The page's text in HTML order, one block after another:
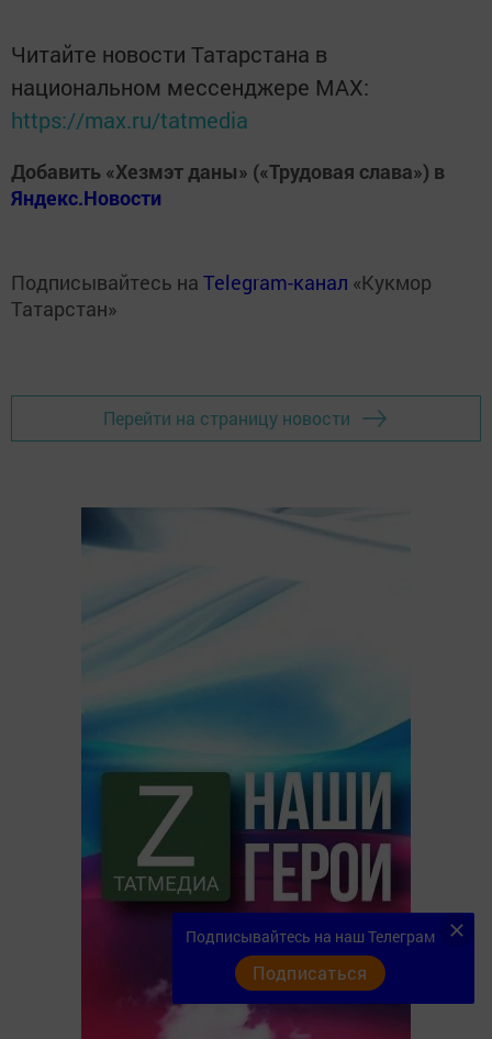
Читайте новости Татарстана в
национальном мессенджере MАХ:
https://max.ru/tatmedia
Добавить «Хезмэт даны» («Трудовая слава») в
Яндекс.Новости
Подписывайтесь на Telegram-канал «Кукмор
Татарстан»
Перейти на страницу новости
Подписывайтесь на наш Телеграм
Подписаться